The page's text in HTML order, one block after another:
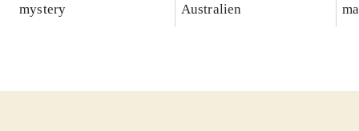
mystery
Australien